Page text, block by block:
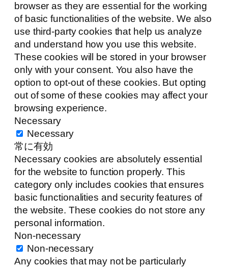
browser as they are essential for the working
of basic functionalities of the website. We also
use third-party cookies that help us analyze
and understand how you use this website.
These cookies will be stored in your browser
only with your consent. You also have the
option to opt-out of these cookies. But opting
out of some of these cookies may affect your
browsing experience.
Necessary
Necessary
常に有効
Necessary cookies are absolutely essential
for the website to function properly. This
category only includes cookies that ensures
basic functionalities and security features of
the website. These cookies do not store any
personal information.
Non-necessary
Non-necessary
Any cookies that may not be particularly